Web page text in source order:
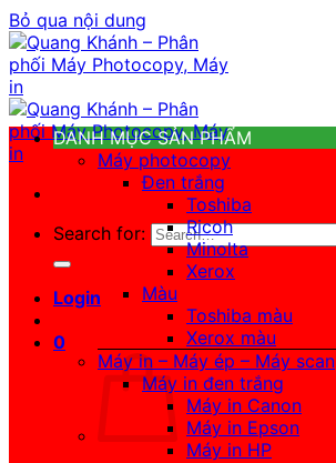
Bỏ qua nội dung
Search for:
Login
0
DANH MỤC SẢN PHẨM
Máy photocopy
Đen trắng
Toshiba
Ricoh
Minolta
Xerox
Màu
Toshiba màu
Xerox màu
Máy in – Máy ép – Máy scan
Máy in đen trắng
Máy in Canon
Máy in Epson
Máy in HP